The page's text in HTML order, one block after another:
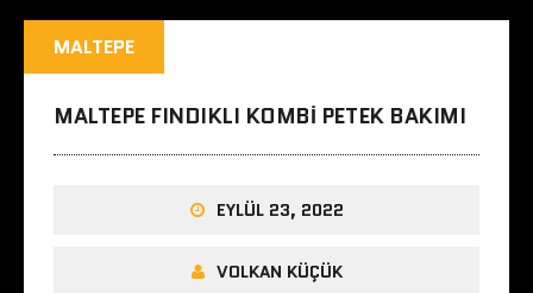
MALTEPE
MALTEPE FINDIKLI KOMBI PETEK BAKIMI
EYLÜL 23, 2022
VOLKAN KÜÇÜK